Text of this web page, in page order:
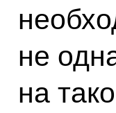
не
на